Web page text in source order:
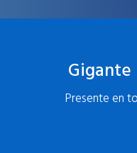
Presente en